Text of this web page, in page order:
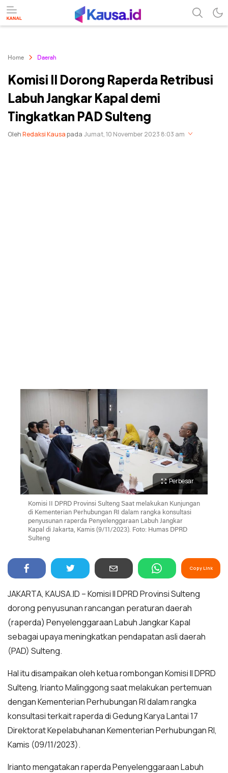
Home Daerah
Komisi II Dorong Raperda Retribusi
Labuh Jangkar Kapal demi
Tingkatkan PAD Sulteng
OlehRedaksi Kausapada Jumat, 10 November 2023 8:03 am
Perbesar
Komisi II DPRD Provinsi Sulteng Saat melakukan Kunjungan
di Kementerian Perhubungan RI dalam rangka konsultasi
penyusunan raperda Penyelenggaraan Labuh Jangkar
Kapal di Jakarta, Kamis (9/11/2023). Foto: Humas DPRD
Sulteng
Copy Link
JAKARTA, KAUSA.ID – Komisi II DPRD Provinsi Sulteng
dorong penyusunan rancangan peraturan daerah
(raperda) Penyelenggaraan Labuh Jangkar Kapal
sebagai upaya meningkatkan pendapatan asli daerah
(PAD) Sulteng.
Hal itu disampaikan oleh ketua rombongan Komisi II DPRD
Sulteng, Irianto Malinggong saat melakukan pertemuan
dengan Kementerian Perhubungan RI dalam rangka
konsultasi terkait raperda di Gedung Karya Lantai 17
Direktorat Kepelabuhanan Kementerian Perhubungan RI,
Kamis (09/11/2023).
Irianto mengatakan raperda Penyelenggaraan Labuh